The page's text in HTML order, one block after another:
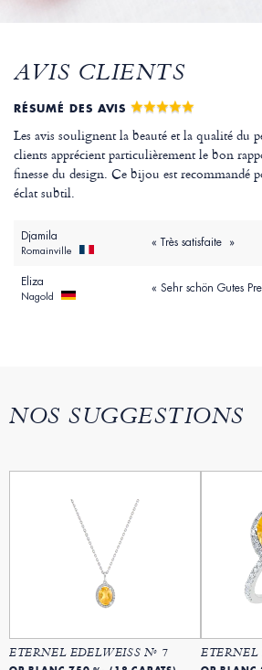
AVIS CLIENTS
RÉSUMÉ DES AVIS
Les avis soulignent la beauté et la qualité du
clients apprécient particulièrement le bon
finesse du design. Ce bijou est recommandé
éclat subtil.
Djamila
Romainville
« Très satisfaite »
Eliza
Nagold
« Sehr schön Gutes
NOS SUGGESTIONS
ETERNEL EDELWEISS Nº 7 ETERNEL